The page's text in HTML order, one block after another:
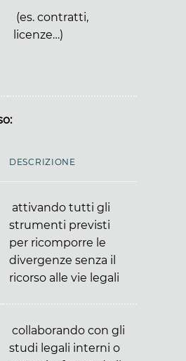
(es. contratti,
licenze…)
DESCRIZIONE
attivando tutti gli
strumenti previsti
per ricomporre le
divergenze senza il
ricorso alle vie legali
collaborando con gli
studi legali interni o